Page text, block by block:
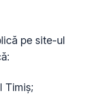
pe site-ul
Timiş;